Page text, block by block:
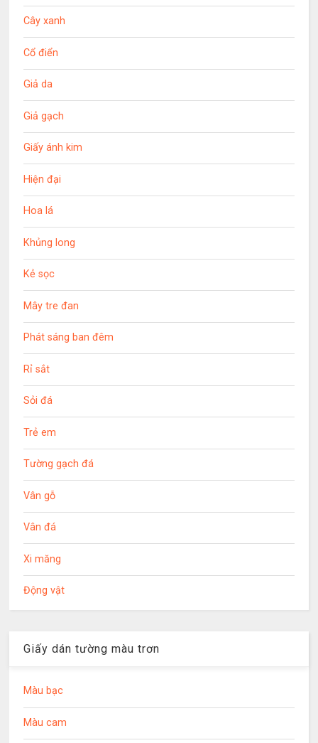
Cây xanh
Cổ điển
Giả da
Giả gạch
Giấy ánh kim
Hiện đại
Hoa lá
Khủng long
Kẻ sọc
Mây tre đan
Phát sáng ban đêm
Rỉ sắt
Sỏi đá
Trẻ em
Tường gạch đá
Vân gỗ
Vân đá
Xi măng
Động vật
Giấy dán tường màu trơn
Màu bạc
Màu cam